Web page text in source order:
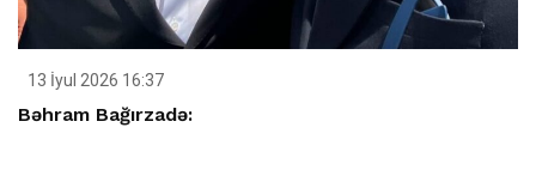
13 İyul 2026 16:37
Bəhram Bağırzadə: